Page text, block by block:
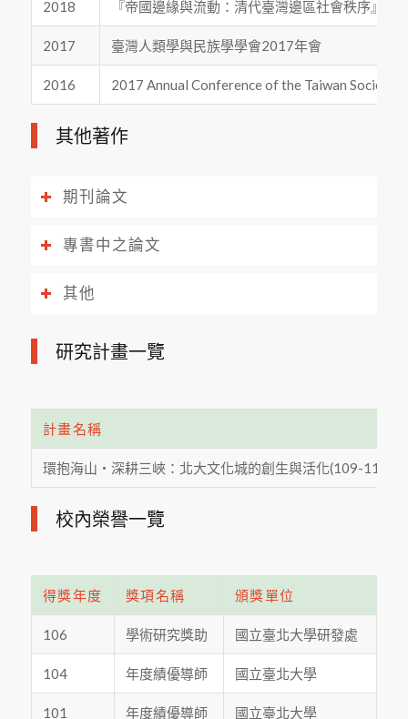
2018 『帝國邊緣與流動：清代臺灣邊區社會秩序』國
2017 臺灣人類學與民族學學會2017年會
2016 2017 Annual Conference of the Taiwan Society
其他著作
期刊論文
專書中之論文
其他
研究計畫一覽
計畫名稱
環抱海山‧深耕三峽：北大文化城的創生與活化(109-110)
校內榮譽一覽
得獎年度 獎項名稱 頒獎單位
106 學術研究獎助 國立臺北大學研發處
104 年度績優導師 國立臺北大學
101 年度績優導師 國立臺北大學